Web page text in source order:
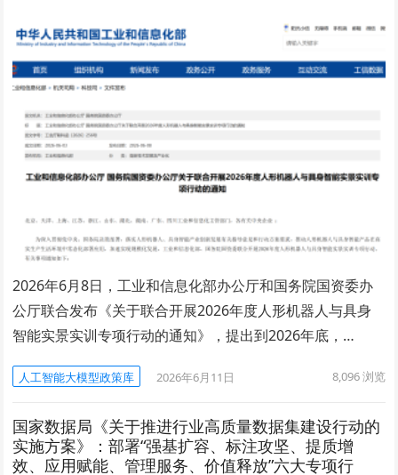
2026年6月8日，工业和信息化部办公厅和国务院国资委办
公厅联合发布《关于联合开展2026年度人形机器人与具身
智能实景实训专项行动的通知》，提出到2026年底，…
人工智能大模型政策库 2026年6月11日 8,096浏览
国家数据局《关于推进行业高质量数据集建设行动的
实施方案》：部署“强基扩容、标注攻坚、提质增
效、应用赋能、管理服务、价值释放”六大专项行